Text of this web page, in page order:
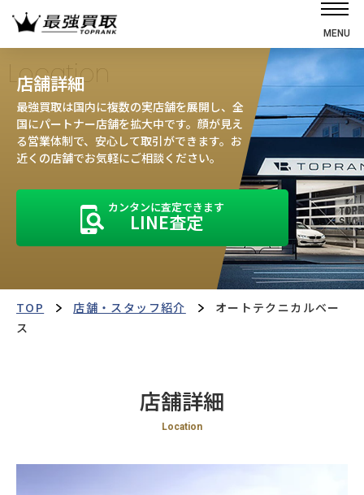
MENU
選ばれる理由
高価買取の仕組み
売却の流れ
お客様の声
運営会社
最強買取マガジン
Location
店舗詳細
最強買取は国内に複数の実店舗を展開し、全
国にパートナー店舗を拡大中です。顔が見え
る営業体制で、安心して取引ができます。お
近くの店舗でお気軽にご相談ください。
カンタンに査定できます
LINE査定
TOP 店舗・スタッフ紹介
オートテクニカルベー
ス
店舗詳細
Location